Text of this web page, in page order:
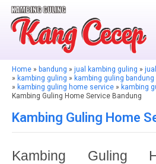
Home » bandung » jual kambing guling »
» kambing guling » kambing guling bandung
» kambing guling home service » kambing
Kambing Guling Home Service Bandung
Kambing Guling Home
Kambing Guling